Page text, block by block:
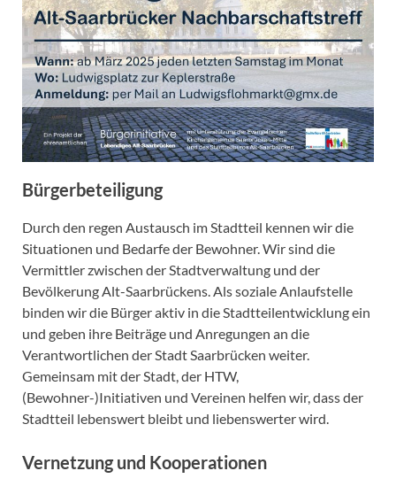
Bürgerbeteiligung
Durch den regen Austausch im Stadtteil kennen wir die
Situationen und Bedarfe der Bewohner. Wir sind die
Vermittler zwischen der Stadtverwaltung und der
Bevölkerung Alt-Saarbrückens. Als soziale Anlaufstelle
binden wir die Bürger aktiv in die Stadtteilentwicklung ein
und geben ihre Beiträge und Anregungen an die
Verantwortlichen der Stadt Saarbrücken weiter.
Gemeinsam mit der Stadt, der HTW,
(Bewohner-)Initiativen und Vereinen helfen wir, dass der
Stadtteil lebenswert bleibt und liebenswerter wird.
Vernetzung und Kooperationen